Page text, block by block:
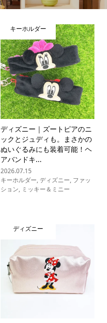
キーホルダー
ディズニー｜ズートピアのニ
ックとジュディも。まさかの
ぬいぐるみにも装着可能！ヘ
アバンドキ...
2026.07.15
キーホルダー,ディズニー, ファッ
ション, ミッキー＆ミニー
ディズニー